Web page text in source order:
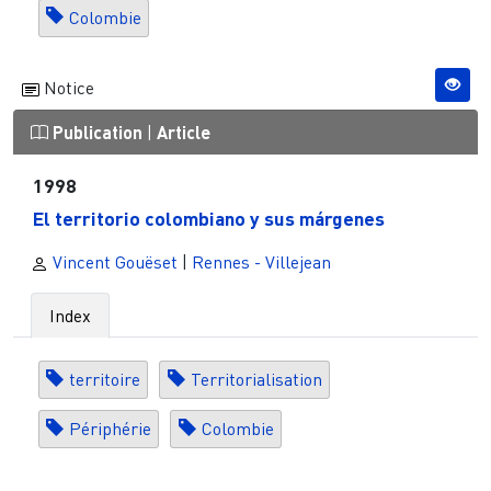
Colombie
Notice
Publication Article
1998
El territorio colombiano y sus márgenes
Vincent Gouëset | Rennes - Villejean
Index
territoire Territorialisation
Périphérie Colombie